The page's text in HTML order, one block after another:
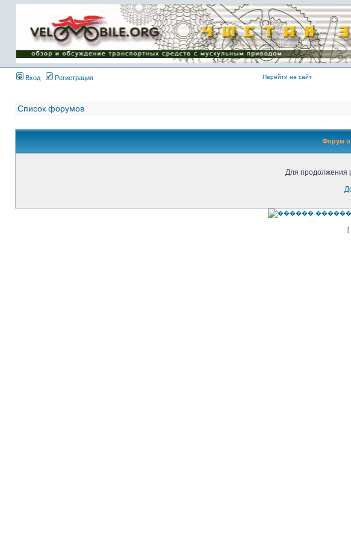
Имя пользователя:
Пароль:
{ LOG_ME_IN_SHORT
}
Вход Регистрация Перейти на сайт
Список форумов
Форум о
Для продолжения
[